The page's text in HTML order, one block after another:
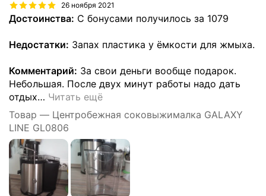
26 ноября 2021
Достоинства: С бонусами получилось за 1079
Недостатки: Запах пластика у ёмкости для жмыха.
Комментарий: За свои деньги вообще подарок.
Небольшая. После двух минут работы надо дать
отдых… Читать ещё
Товар — Центробежная соковыжималка GALAXY
LINE GL0806